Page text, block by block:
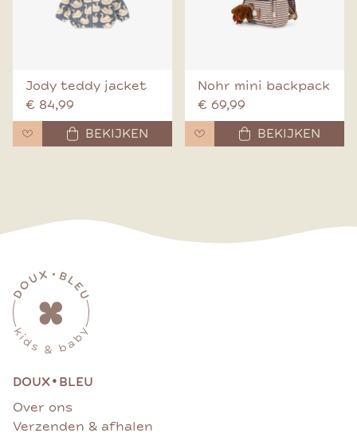
Jody teddy jacket
€ 84,99
BEKIJKEN
Nohr mini backpack
€ 69,99
BEKIJKEN
DOUX• BLEU
Over ons
Verzenden & afhalen